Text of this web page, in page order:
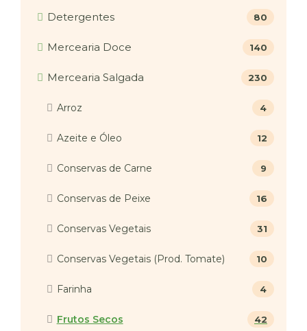
Detergentes 80
Mercearia Doce 140
Mercearia Salgada 230
Arroz 4
Azeite e Óleo 12
Conservas de Carne 9
Conservas de Peixe 16
Conservas Vegetais 31
Conservas Vegetais (Prod. Tomate) 10
Farinha 4
Frutos Secos 42